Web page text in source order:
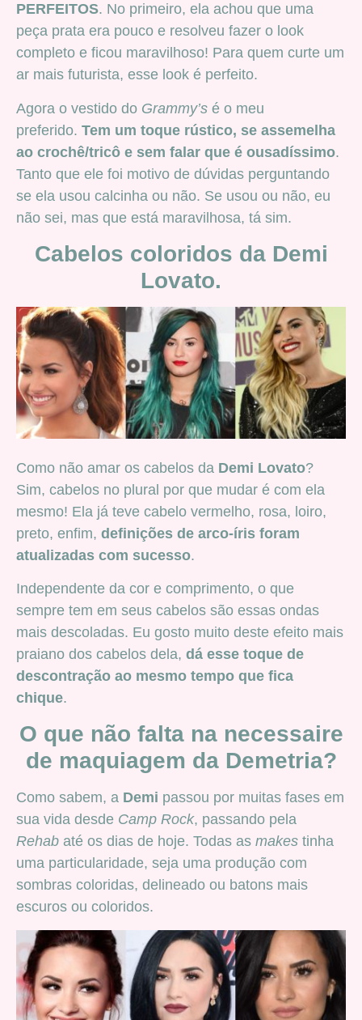
PERFEITOS. No primeiro, ela achou que uma
peça prata era pouco e resolveu fazer o look
completo e ficou maravilhoso! Para quem curte um
ar mais futurista, esse look é perfeito.
Agora o vestido do Grammy’s é o meu
preferido. Tem um toque rústico, se assemelha
ao crochê/tricô e sem falar que é ousadíssimo.
Tanto que ele foi motivo de dúvidas perguntando
se ela usou calcinha ou não. Se usou ou não, eu
não sei, mas que está maravilhosa, tá sim.
Cabelos coloridos da Demi
Lovato.
Como não amar os cabelos da Demi Lovato?
Sim, cabelos no plural por que mudar é com ela
mesmo! Ela já teve cabelo vermelho, rosa, loiro,
preto, enfim, definições de arco-íris foram
atualizadas com sucesso.
Independente da cor e comprimento, o que
sempre tem em seus cabelos são essas ondas
mais descoladas. Eu gosto muito deste efeito mais
praiano dos cabelos dela, dá esse toque de
descontração ao mesmo tempo que fica
chique.
O que não falta na necessaire
de maquiagem da Demetria?
Como sabem, a Demi passou por muitas fases em
sua vida desde Camp Rock, passando pela
Rehab até os dias de hoje. Todas as makes tinha
uma particularidade, seja uma produção com
sombras coloridas, delineado ou batons mais
escuros ou coloridos.